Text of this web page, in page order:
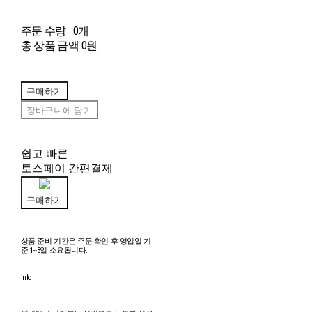
주문 수량 0개
총 상품 금액 0원
구매하기
장바구니에 담기
쉽고 빠른
토스페이 간편결제
구매하기
상품 준비 기간은 주문 확인 후 영업일 기
준 1~3일 소요됩니다.
info